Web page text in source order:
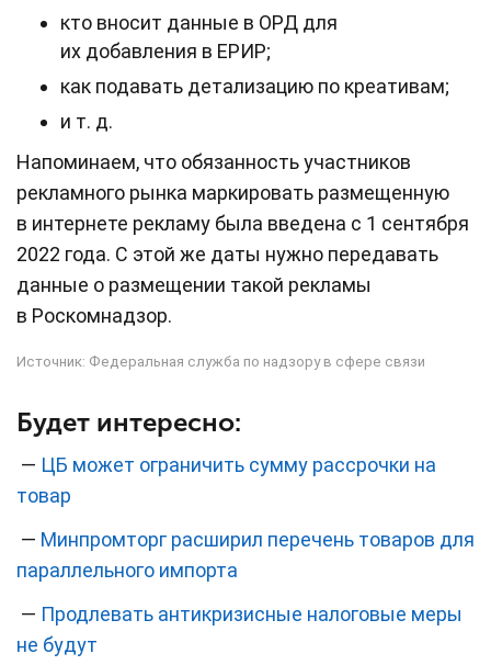
кто вносит данные в ОРД для
их добавления в ЕРИР;
как подавать детализацию по креативам;
и т. д.
Напоминаем, что обязанность участников
рекламного рынка маркировать размещенную
в интернете рекламу была введена с 1 сентября
2022 года. С этой же даты нужно передавать
данные о размещении такой рекламы
в Роскомнадзор.
Источник: Федеральная служба по надзору в сфере связи
Будет интересно:
— ЦБ может ограничить сумму рассрочки на
товар
— Минпромторг расширил перечень товаров для
параллельного импорта
— Продлевать антикризисные налоговые меры
не будут